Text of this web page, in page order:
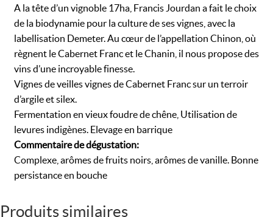
A la tête d’un vignoble 17ha, Francis Jourdan a fait le choix
de la biodynamie pour la culture de ses vignes, avec la
labellisation Demeter. Au cœur de l’appellation Chinon, où
règnent le Cabernet Franc et le Chanin, il nous propose des
vins d’une incroyable finesse.
Vignes de veilles vignes de Cabernet Franc sur un terroir
d’argile et silex.
Fermentation en vieux foudre de chêne, Utilisation de
levures indigènes. Elevage en barrique
Commentaire de dégustation :
Complexe, arômes de fruits noirs, arômes de vanille. Bonne
persistance en bouche
Produits similaires